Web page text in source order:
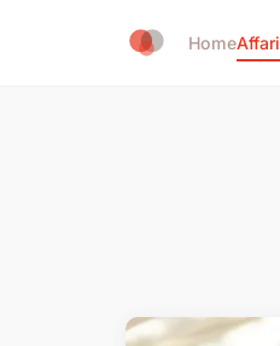
HomeAffari